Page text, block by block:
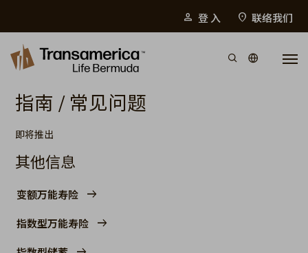
person 登 入 location_on 联络我们
Skip to main content
指南 / 常见问题
即将推出
其他信息
变额万能寿险
指数型万能寿险